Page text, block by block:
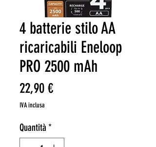
4 batterie stilo AA
ricaricabili Eneloop
PRO 2500 mAh
22,90 €Prezzo
IVA inclusa
Quantità *